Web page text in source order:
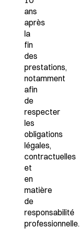
ans
après
la
fin
des
prestations,
notamment
afin
de
respecter
les
obligations
légales,
contractuelles
et
en
matière
de
responsabilité
professionnelle.